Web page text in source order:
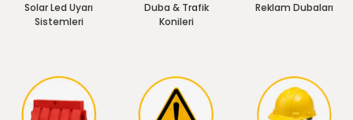
Solar Led Uyarı
Sistemleri
Duba & Trafik
Konileri
Reklam Dubaları